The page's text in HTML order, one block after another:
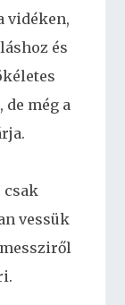
vidéken,
és
még a
csak
vessük